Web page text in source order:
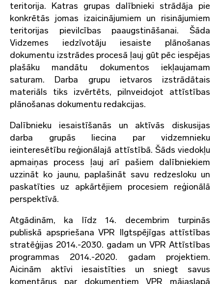
teritorija. Katras grupas dalībnieki strādāja pie
konkrētās jomas izaicinājumiem un risinājumiem
teritorijas pievilcības paaugstināšanai. Šāda
Vidzemes iedzīvotāju iesaiste plānošanas
dokumentu izstrādes procesā ļauj gūt pēc iespējas
plašāku mandātu dokumentos iekļaujamam
saturam. Darba grupu ietvaros izstrādātais
materiāls tiks izvērtēts, pilnveidojot attīstības
plānošanas dokumentu redakcijas.
Dalībnieku iesaistīšanās un aktīvās diskusijas
darba grupās liecina par vidzemnieku
ieinteresētību reģionālajā attīstībā. Šāds viedokļu
apmaiņas process ļauj arī pašiem dalībniekiem
uzzināt ko jaunu, paplašināt savu redzesloku un
paskatīties uz apkārtējiem procesiem reģionālā
perspektīvā.
Atgādinām, ka līdz 14. decembrim turpinās
publiskā apspriešana VPR Ilgtspējīgas attīstības
stratēģijas 2014.-2030. gadam un VPR Attīstības
programmas 2014.-2020. gadam projektiem.
Aicinām aktīvi iesaistīties un sniegt savus
komentārus par dokumentiem VPR mājaslapā